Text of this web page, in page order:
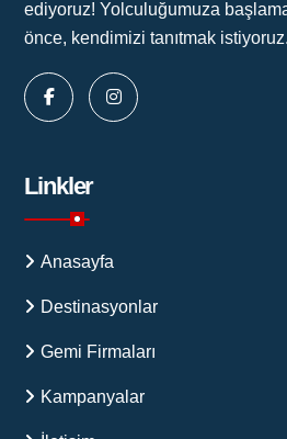
ediyoruz! Yolculuğumuza
önce, kendimizi tanıtmak istiyoruz.
Linkler
Anasayfa
Destinasyonlar
Gemi Firmaları
Kampanyalar